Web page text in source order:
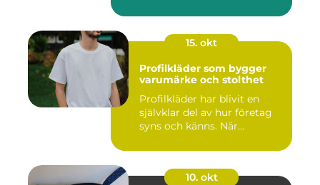
15. okt
Profilkläder som bygger
varumärke och stolthet
Profilkläder har blivit en
självklar del av hur företag
syns och känns. När...
10. okt